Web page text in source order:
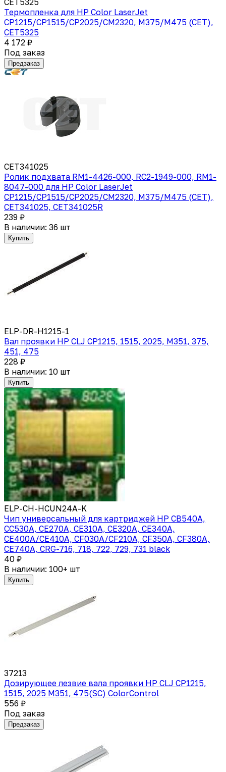
Термопленка для HP Color LaserJet
CP1215/CP1515/CP2025/CM2320, M375/M475 (CET),
CET5325
4 172 ₽
Под заказ
Предзаказ
CET341025
Ролик подхвата RM1-4426-000, RC2-1949-000, RM1-
8047-000 для HP Color LaserJet
CP1215/CP1515/CP2025/CM2320, M375/M475 (CET),
CET341025, CET341025R
239 ₽
В наличии: 36 шт
Купить
ELP-DR-H1215-1
Вал проявки HP CLJ CP1215, 1515, 2025, M351, 375,
451, 475
228 ₽
В наличии: 10 шт
Купить
ELP-CH-HCUN24A-K
Чип универсальный для картриджей HP CB540A,
CC530A, CE270A, CE310A, CE320A, CE340A,
CE400A/CE410A, CF030A/CF210A, CF350A, CF380A,
CE740A, CRG-716, 718, 722, 729, 731 black
40 ₽
В наличии: 100+ шт
Купить
37213
Дозирующее лезвие вала проявки HP CLJ CP1215,
1515, 2025 M351, 475(SC) ColorControl
556 ₽
Под заказ
Предзаказ